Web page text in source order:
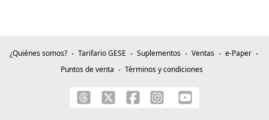
¿Quiénes somos? Tarifario GESE Suplementos Ventas
e-Paper
Puntos de venta
Términos y condiciones